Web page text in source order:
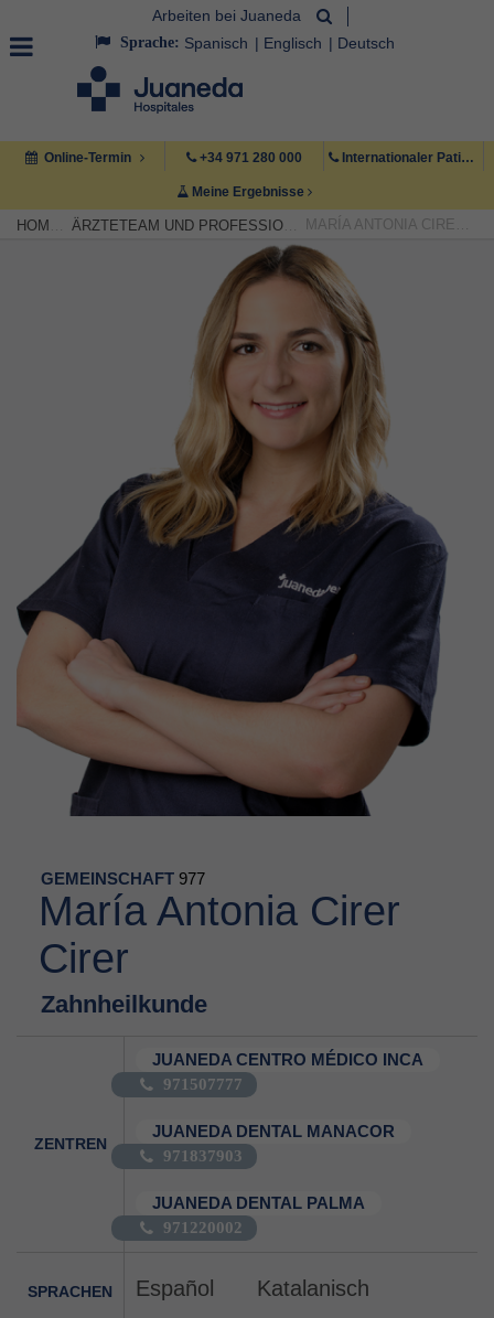
Arbeiten bei Juaneda
Sprache: Spanisch Englisch Deutsch
Online-Termin +34 971 280 000 Internationaler Patient +34 971 222 222
Meine Ergebnisse
HOME ÄRZTETEAM UND PROFESSIONELLE MARÍA ANTONIA CIRER CIRER
GEMEINSCHAFT 977
María Antonia Cirer
Cirer
Zahnheilkunde
ZENTREN
JUANEDA CENTRO MÉDICO INCA
971507777
JUANEDA DENTAL MANACOR
971837903
JUANEDA DENTAL PALMA
971220002
SPRACHEN Español Katalanisch